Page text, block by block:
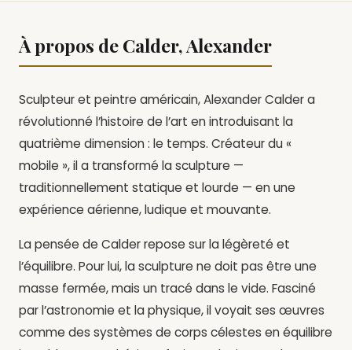
À propos de Calder, Alexander
Sculpteur et peintre américain, Alexander Calder a
révolutionné l’histoire de l’art en introduisant la
quatrième dimension : le temps. Créateur du «
mobile », il a transformé la sculpture —
traditionnellement statique et lourde — en une
expérience aérienne, ludique et mouvante.
La pensée de Calder repose sur la légèreté et
l’équilibre. Pour lui, la sculpture ne doit pas être une
masse fermée, mais un tracé dans le vide. Fasciné
par l’astronomie et la physique, il voyait ses œuvres
comme des systèmes de corps célestes en équilibre